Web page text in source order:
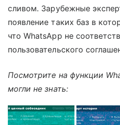
сливом. Зарубежные
появление таких баз в
что WhatsApp не
пользовательского
Посмотрите на функции
могли не знать: